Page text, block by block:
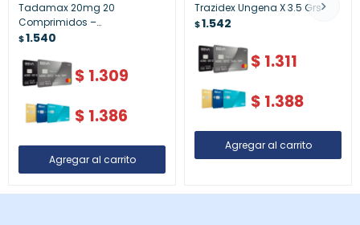
Tadamax 20mg 20
Comprimidos –
Medicamento para
$1.540
$ 1.309
$ 1.386
Trazidex Ungena X 3.5 Grs
$1.542
$ 1.311
$ 1.388